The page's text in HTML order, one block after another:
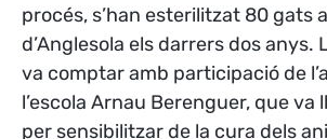
procés, s’han esterilitzat 80 gats
d’Anglesola els darrers dos anys.
va comptar amb participació de
l’escola Arnau Berenguer, que va
per sensibilitzar de la cura dels